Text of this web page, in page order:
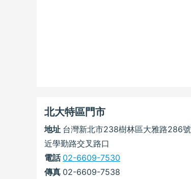
北大特區門市
地址 台灣新北市238樹林區大雅路286號
近學勤路交叉路口
電話 02-6609-7530
傳真 02-6609-7538